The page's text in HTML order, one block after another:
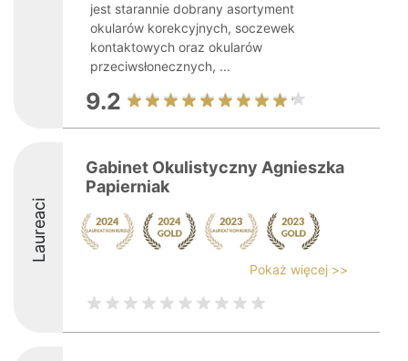
jest starannie dobrany asortyment
okularów korekcyjnych, soczewek
kontaktowych oraz okularów
przeciwsłonecznych, ...
9.2
Laureaci
Gabinet Okulistyczny Agnieszka
Papierniak
Pokaż więcej >>